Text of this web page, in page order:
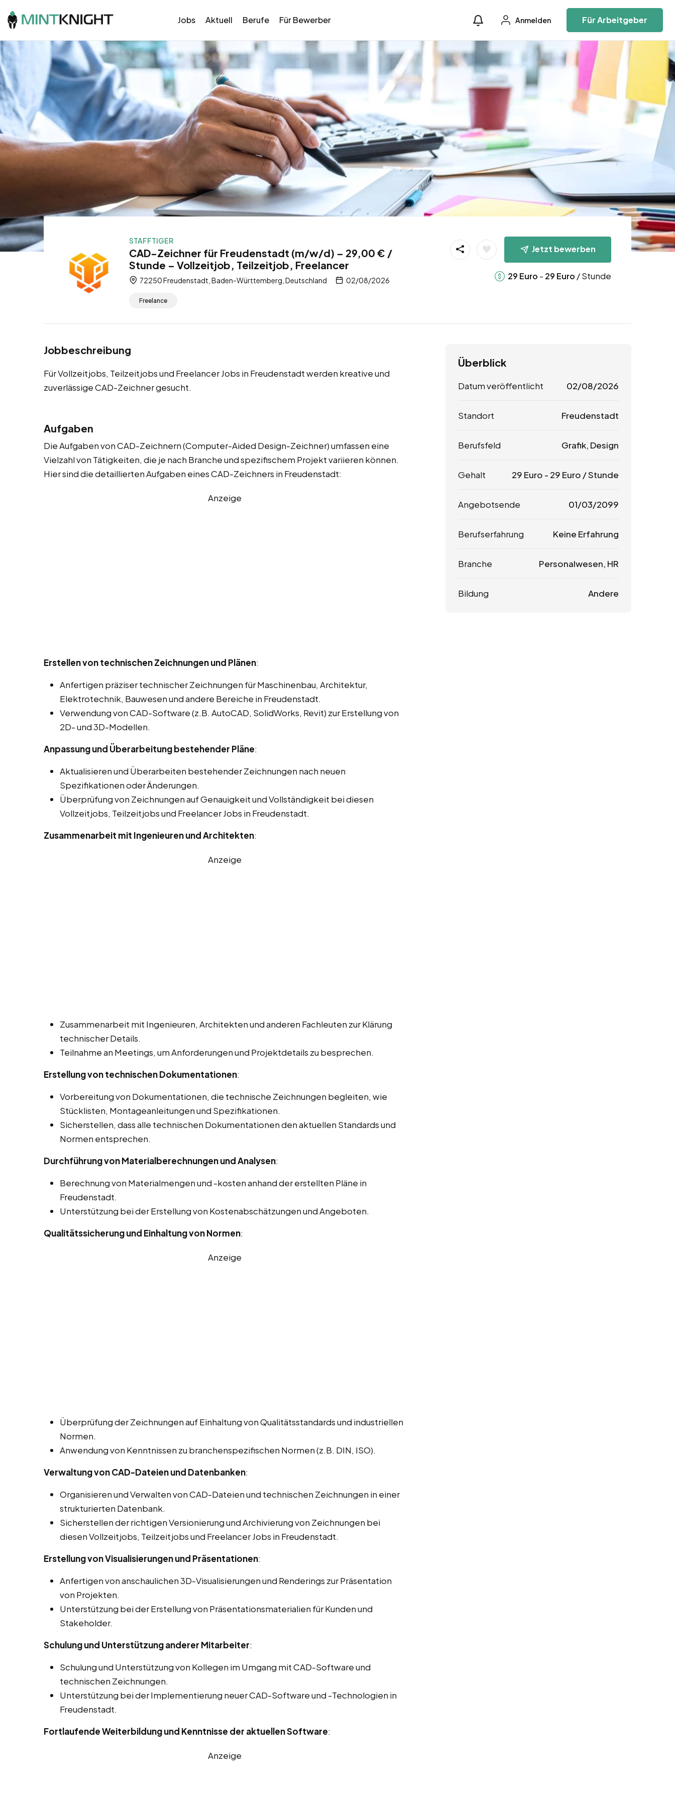
Jobs Aktuell Berufe Für Bewerber Anmelden Für Arbeitgeber
STAFFTIGER
CAD-Zeichner für Freudenstadt (m/w/d) – 29,00 € /
Stunde – Vollzeitjob, Teilzeitjob, Freelancer
72250 Freudenstadt, Baden-Württemberg, Deutschland 02/08/2026
Freelance
Jetzt bewerben
29 Euro - 29 Euro / Stunde
Jobbeschreibung
Für Vollzeitjobs, Teilzeitjobs und Freelancer Jobs in Freudenstadt werden kreative und
zuverlässige CAD-Zeichner gesucht.
Aufgaben
Die Aufgaben von CAD-Zeichnern (Computer-Aided Design-Zeichner) umfassen eine
Vielzahl von Tätigkeiten, die je nach Branche und spezifischem Projekt variieren können.
Hier sind die detaillierten Aufgaben eines CAD-Zeichners in Freudenstadt:
Anzeige
Erstellen von technischen Zeichnungen und Plänen:
Anfertigen präziser technischer Zeichnungen für Maschinenbau, Architektur,
Elektrotechnik, Bauwesen und andere Bereiche in Freudenstadt.
Verwendung von CAD-Software (z.B. AutoCAD, SolidWorks, Revit) zur Erstellung von
2D- und 3D-Modellen.
Anpassung und Überarbeitung bestehender Pläne:
Aktualisieren und Überarbeiten bestehender Zeichnungen nach neuen
Spezifikationen oder Änderungen.
Überprüfung von Zeichnungen auf Genauigkeit und Vollständigkeit bei diesen
Vollzeitjobs, Teilzeitjobs und Freelancer Jobs in Freudenstadt.
Zusammenarbeit mit Ingenieuren und Architekten:
Anzeige
Zusammenarbeit mit Ingenieuren, Architekten und anderen Fachleuten zur Klärung
technischer Details.
Teilnahme an Meetings, um Anforderungen und Projektdetails zu besprechen.
Erstellung von technischen Dokumentationen:
Vorbereitung von Dokumentationen, die technische Zeichnungen begleiten, wie
Stücklisten, Montageanleitungen und Spezifikationen.
Sicherstellen, dass alle technischen Dokumentationen den aktuellen Standards und
Normen entsprechen.
Durchführung von Materialberechnungen und Analysen:
Berechnung von Materialmengen und -kosten anhand der erstellten Pläne in
Freudenstadt.
Unterstützung bei der Erstellung von Kostenabschätzungen und Angeboten.
Qualitätssicherung und Einhaltung von Normen:
Anzeige
Überprüfung der Zeichnungen auf Einhaltung von Qualitätsstandards und industriellen
Normen.
Anwendung von Kenntnissen zu branchenspezifischen Normen (z.B. DIN, ISO).
Verwaltung von CAD-Dateien und Datenbanken:
Organisieren und Verwalten von CAD-Dateien und technischen Zeichnungen in einer
strukturierten Datenbank.
Sicherstellen der richtigen Versionierung und Archivierung von Zeichnungen bei
diesen Vollzeitjobs, Teilzeitjobs und Freelancer Jobs in Freudenstadt.
Erstellung von Visualisierungen und Präsentationen:
Anfertigen von anschaulichen 3D-Visualisierungen und Renderings zur Präsentation
von Projekten.
Unterstützung bei der Erstellung von Präsentationsmaterialien für Kunden und
Stakeholder.
Schulung und Unterstützung anderer Mitarbeiter:
Schulung und Unterstützung von Kollegen im Umgang mit CAD-Software und
technischen Zeichnungen.
Unterstützung bei der Implementierung neuer CAD-Software und -Technologien in
Freudenstadt.
Fortlaufende Weiterbildung und Kenntnisse der aktuellen Software:
Anzeige
Überblick
Datum veröffentlicht 02/08/2026
Standort Freudenstadt
Berufsfeld Grafik, Design
Gehalt 29 Euro - 29 Euro / Stunde
Angebotsende 01/03/2099
Berufserfahrung Keine Erfahrung
Branche Personalwesen, HR
Bildung Andere